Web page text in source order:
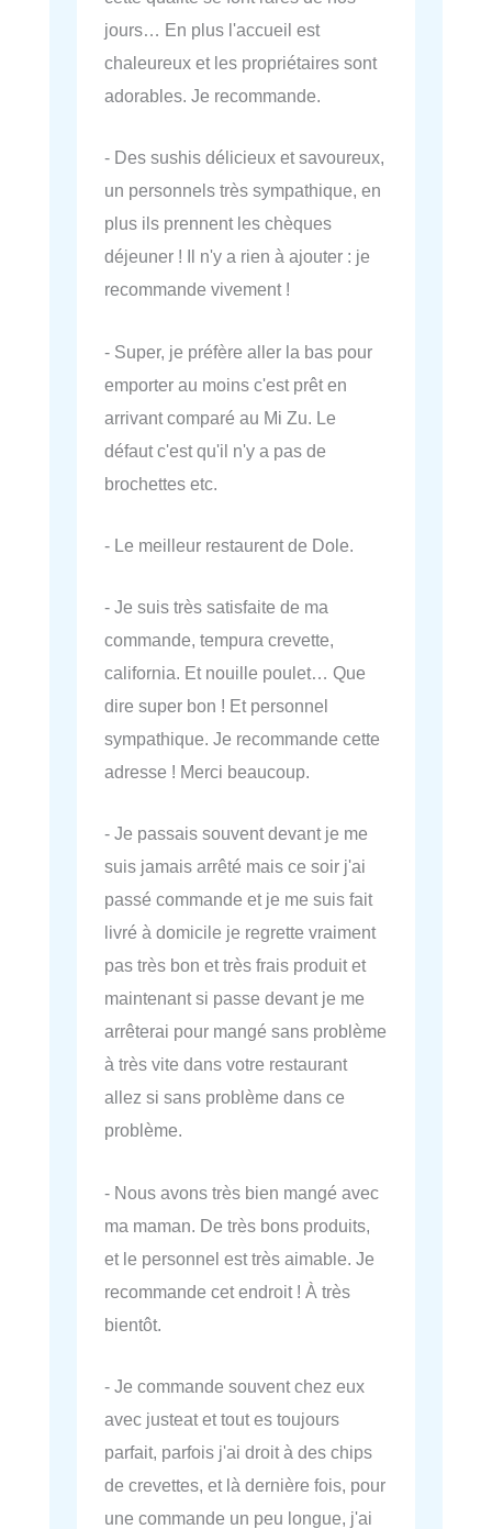
jours… En plus l'accueil est
chaleureux et les propriétaires sont
adorables. Je recommande.
- Des sushis délicieux et savoureux,
un personnels très sympathique, en
plus ils prennent les chèques
déjeuner ! Il n'y a rien à ajouter : je
recommande vivement !
- Super, je préfère aller la bas pour
emporter au moins c'est prêt en
arrivant comparé au Mi Zu. Le
défaut c'est qu'il n'y a pas de
brochettes etc.
- Le meilleur restaurent de Dole.
- Je suis très satisfaite de ma
commande, tempura crevette,
california. Et nouille poulet… Que
dire super bon ! Et personnel
sympathique. Je recommande cette
adresse ! Merci beaucoup.
- Je passais souvent devant je me
suis jamais arrêté mais ce soir j'ai
passé commande et je me suis fait
livré à domicile je regrette vraiment
pas très bon et très frais produit et
maintenant si passe devant je me
arrêterai pour mangé sans problème
à très vite dans votre restaurant
allez si sans problème dans ce
problème.
- Nous avons très bien mangé avec
ma maman. De très bons produits,
et le personnel est très aimable. Je
recommande cet endroit ! À très
bientôt.
- Je commande souvent chez eux
avec justeat et tout es toujours
parfait, parfois j'ai droit à des chips
de crevettes, et là dernière fois, pour
une commande un peu longue, j'ai